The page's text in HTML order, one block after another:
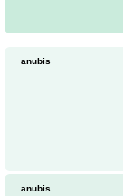
anubis
anubis